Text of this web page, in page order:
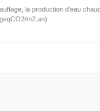
la production d'eau
m2.an)